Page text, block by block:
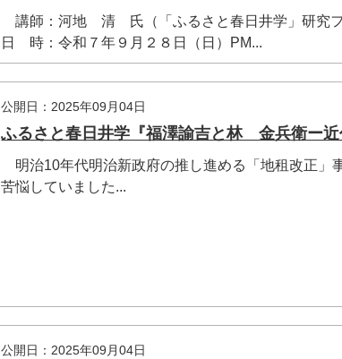
講師：河地 清 氏（「ふるさと春日井学」研究フ
日 時：令和７年９月２８日（日）PM...
公開日：2025年09月04日
ふるさと春日井学『福澤諭吉と林 金兵衛ー近
明治10年代明治新政府の推し進める「地租改正」
苦悩していました...
公開日：2025年09月04日